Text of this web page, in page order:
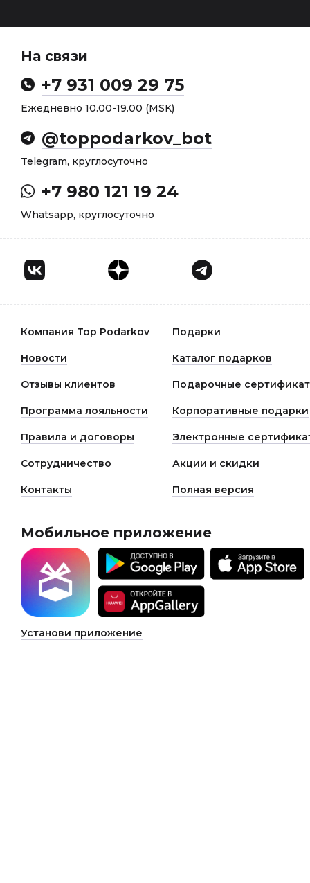
На связи
+7 931 009 29 75
Ежедневно 10.00-19.00 (MSK)
@toppodarkov_bot
Telegram, круглосуточно
+7 980 121 19 24
Whatsapp, круглосуточно
Компания Top Podarkov Подарки
Новости Каталог подарков
Отзывы клиентов Подарочные
Программа лояльности Корпоративные подарки
Правила и договоры Электронные
Сотрудничество Акции и скидки
Контакты Полная версия
Мобильное приложение
Установи приложение